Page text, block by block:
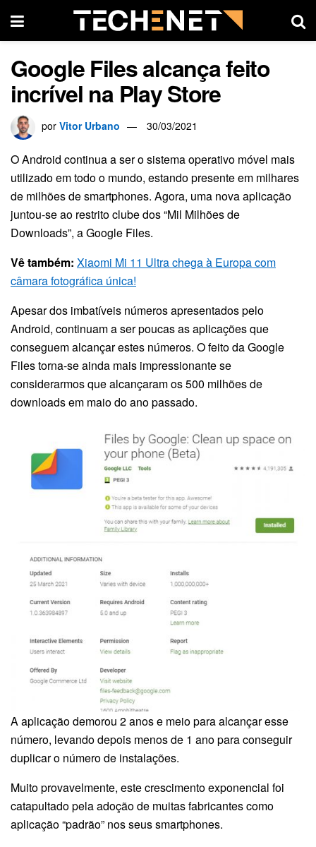
Google Files alcança feito
incrível na Play Store
por Vitor Urbano 30/03/2021
O Android continua a ser o sistema operativo móvel mais
utilizado em todo o mundo, estando presente em milhares
de milhões de smartphones. Agora, uma nova aplicação
juntou-se ao restrito clube dos “Mil Milhões de
Downloads”, a Google Files.
Vê também: Xiaomi Mi 11 Ultra chega à Europa com
câmara fotográfica única!
Apesar dos imbatíveis números apresentados pelo
Android, continuam a ser poucas as aplicações que
conseguem alcançar estes números. O feito da Google
Files torna-se ainda mais impressionante se
considerarmos que alcançaram os 500 milhões de
downloads em maio do ano passado.
A aplicação demorou 2 anos e meio para alcançar esse
número, levando depois menos de 1 ano para conseguir
duplicar o número de instalações.
Muito provavelmente, este crescimento exponencial foi
catapultado pela adoção de muitas fabricantes como
aplicação “padrão” nos seus smartphones.